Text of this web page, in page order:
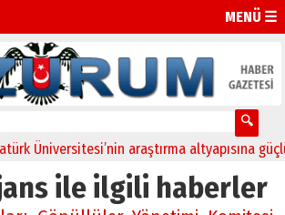
MENÜ ☰
Üniversitesi’nin araştırma altyapısına güçlü
ile ilgili haberler